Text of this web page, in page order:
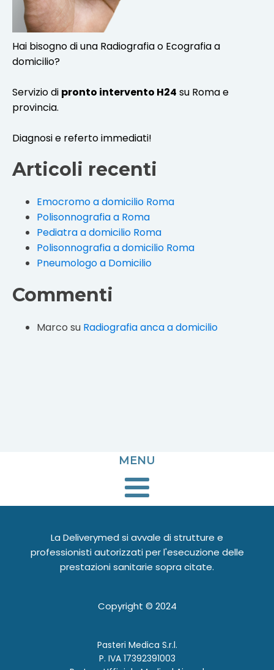
Hai bisogno di una Radiografia o Ecografia a
domicilio?
Servizio di pronto intervento H24 su Roma e
provincia.
Diagnosi e referto immediati!
Articoli recenti
Emocromo a domicilio Roma
Polisonnografia a Roma
Pediatra a domicilio Roma
Polisonnografia a domicilio Roma
Pneumologo a Domicilio
Commenti
Marco su Radiografia anca a domicilio
MENU
La Deliverymed si avvale di strutture e
professionisti autorizzati per l'esecuzione delle
prestazioni sanitarie sopra citate.
Copyright © 2024
Pasteri Medica S.r.l.
P. IVA 17392391003